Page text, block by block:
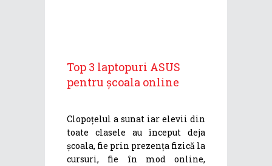
Top 3 laptopuri ASUS
pentru școala online
Clopoțelul a sunat iar elevii din
toate clasele au început deja
școala, fie prin prezența fizică la
cursuri, fie în mod online,